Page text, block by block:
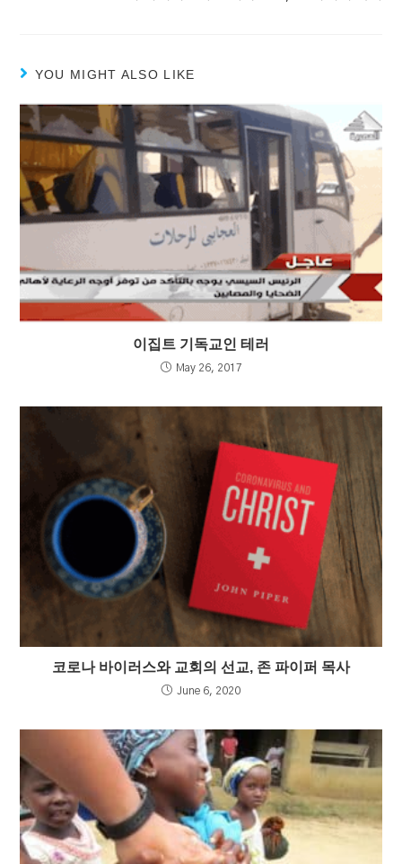
YOU MIGHT ALSO LIKE
이집트 기독교인 테러
May 26, 2017
코로나 바이러스와 교회의 선교, 존 파이퍼 목사
June 6, 2020